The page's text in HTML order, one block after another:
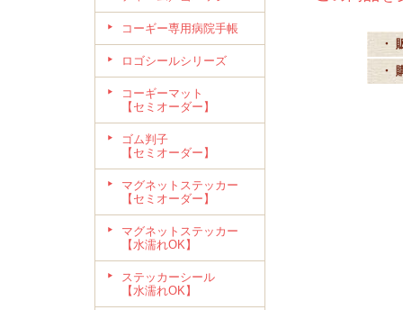
コーギー専用病院手帳
ロゴシールシリーズ
コーギーマット
【セミオーダー】
ゴム判子
【セミオーダー】
マグネットステッカー
【セミオーダー】
マグネットステッカー
【水濡れOK】
ステッカーシール
【水濡れOK】
・
・